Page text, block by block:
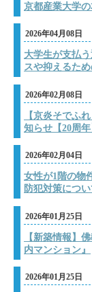
京都産業大学
2026年04月08日
大学生が支払
スや抑えるた
2026年02月08日
【京炎そでふ
知らせ【20周年
2026年02月04日
女性が1階の物
防犯対策につ
2026年01月25日
【新築情報】
内マンション』
2026年01月25日